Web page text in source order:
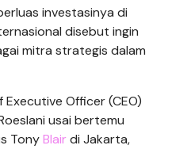
investasinya di
disebut ingin
mitra strategis dalam
Officer (CEO)
usai bertemu
TonyBlairdi Jakarta,